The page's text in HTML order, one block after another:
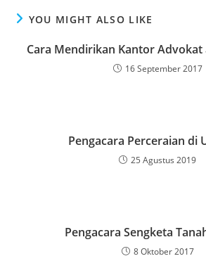
YOU MIGHT ALSO LIKE
Cara Mendirikan Kantor Advokat
16 September 2017
Pengacara Perceraian di
25 Agustus 2019
Pengacara Sengketa
8 Oktober 2017